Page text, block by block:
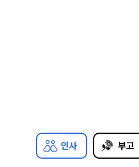
인사 부고